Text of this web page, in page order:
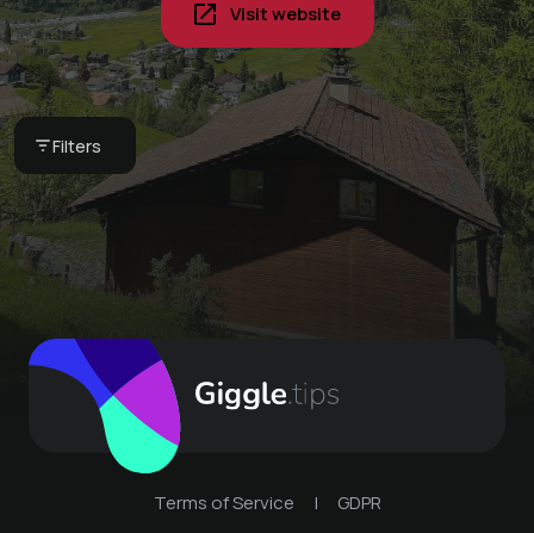
Visit website
Filters
Pyjama breakfast in
your vacation home -
our breakfast basket
CHF 75 -Bergkultur -
Ferienwohnungen
Globi set
Bergkultur -
Ferienwohnungen
Book your next stay
at Haus Joch -
Churwalden
Haus Joch Churwalden
Terms of Service | GDPR